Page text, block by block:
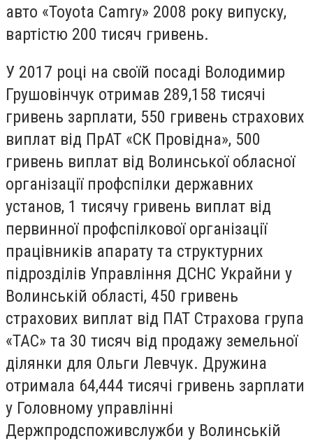
авто «Toyota Camry» 2008 року випуску,
вартістю 200 тисяч гривень.
У 2017 році на своїй посаді Володимир
Грушовінчук отримав 289,158 тисячі
гривень зарплати, 550 гривень страхових
виплат від ПрАТ «СК Провідна», 500
гривень виплат від Волинської обласної
організації профспілки державних
установ, 1 тисячу гривень виплат від
первинної профспілкової організації
працівників апарату та структурних
підрозділів Управління ДСНС Украйни у
Волинській області, 450 гривень
страхових виплат від ПАТ Страхова група
«ТАС» та 30 тисяч від продажу земельної
ділянки для Ольги Левчук. Дружина
отримала 64,444 тисячі гривень зарплати
у Головному управлінні
Держпродспоживслужби у Волинській